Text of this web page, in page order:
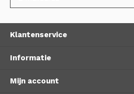
Klantenservice
Informatie
Mijn account